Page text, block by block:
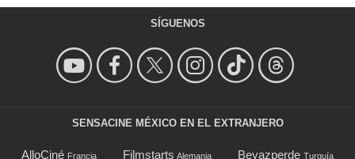
SÍGUENOS
SENSACINE MÉXICO EN EL EXTRANJERO
AlloCiné Francia Filmstarts Alemania Beyazperde Turquía